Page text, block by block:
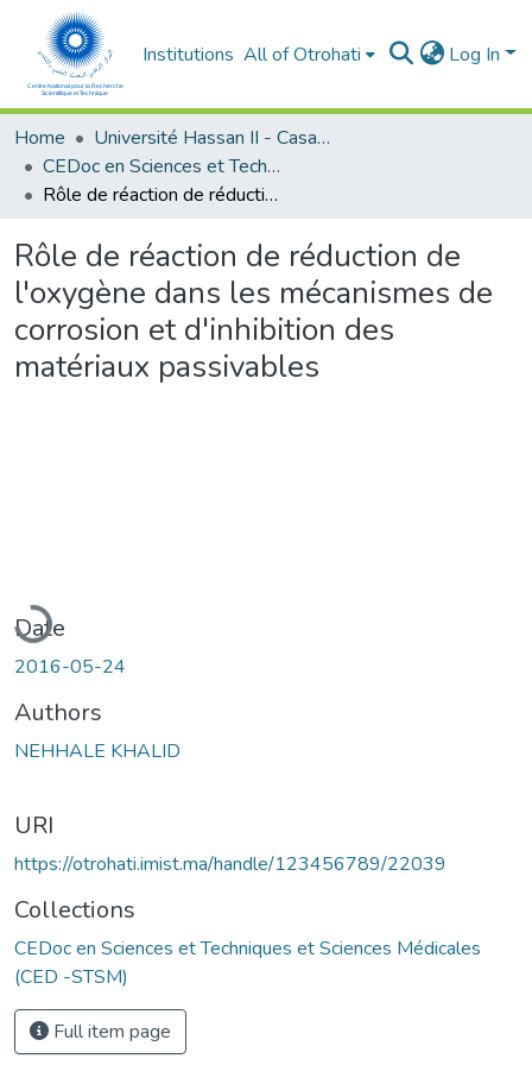
Institutions All of Otrohati Log In
Home
Université Hassan II - Casablanca
CEDoc en Sciences et Techniques et Sciences Médicales (CED -STSM)
Rôle de réaction de réduction de l'oxygène dans les mécanismes de corrosion et d'inhibition des matériaux passivables
Rôle de réaction de réduction de
l'oxygène dans les mécanismes de
corrosion et d'inhibition des
matériaux passivables
Date
2016-05-24
Authors
NEHHALE KHALID
URI
https://otrohati.imist.ma/handle/123456789/22039
Collections
CEDoc en Sciences et Techniques et Sciences Médicales
(CED -STSM)
Full item page